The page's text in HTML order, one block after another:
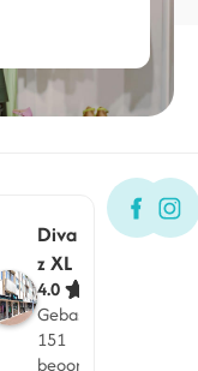
Diva
z XL
4.0
Gebaseerd op
151
beoordelingen